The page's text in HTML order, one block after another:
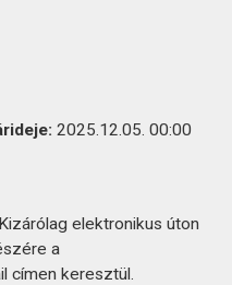
2025.12.05. 00:00
Kizárólag elektronikus úton
a
címen keresztül.